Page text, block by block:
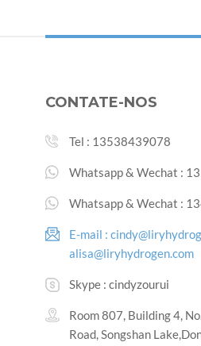
CONTATE-NOS
Tel : 13538439078
Whatsapp & Wechat :
Whatsapp & Wechat :
E-mail :
alisa@liryhydrogen.com
Skype : cindyzourui
Room 807, Building 4,
Road, Songshan